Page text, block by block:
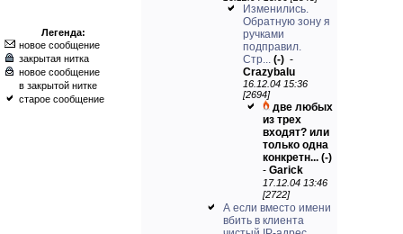
Легенда:
новое сообщение
закрытая нитка
новое сообщение
в закрытой нитке
старое сообщение
Изменились.
Обратную зону я
ручками
подправил.
Стр... (-) -
Crazybalu
16.12.04 15:36
[2694]
две любых
из трех
входят? или
только одна
конкретн... (-)
- Garick
17.12.04 13:46
[2722]
А если вместо имени
вбить в клиента